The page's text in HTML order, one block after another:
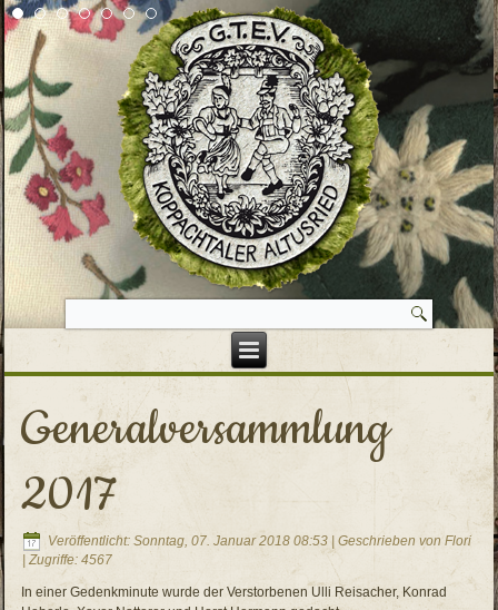
Generalversammlung
2017
Veröffentlicht: Sonntag, 07. Januar 2018 08:53 |Geschrieben von Flori
| Zugriffe: 4567
In einer Gedenkminute wurde der Verstorbenen Ulli Reisacher, Konrad